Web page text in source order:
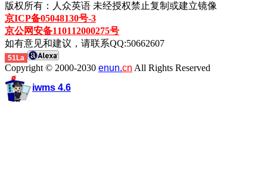
版权所有：人众英语 未经授权禁止复制或建立镜像
京ICP备05048130号-3
京公网安备110112000275号
如有意见和建议，请联系QQ:50662607
51La
Copyright © 2000-2030 enun.cn All Rights Reserved
iwms 4.6